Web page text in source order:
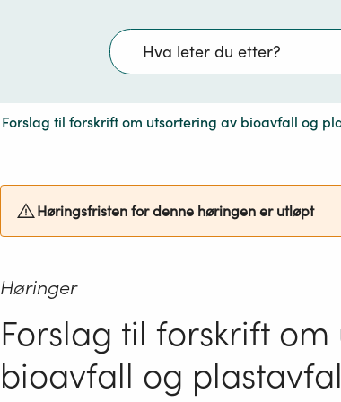
Søk
Forslag til forskrift om utsortering av bioavfall og
Høringsfristen for denne høringen er utløpt
Høringer
Forslag til forskrift
bioavfall og